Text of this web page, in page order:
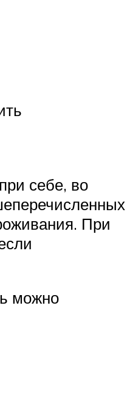
себе, во
При
можно